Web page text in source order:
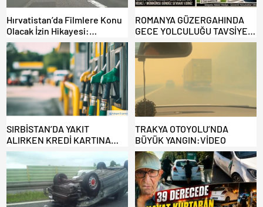
Hırvatistan’da Filmlere Konu
Olacak İzin Hikayesi:
Benzinlikte Eşini Unuttu!
ROMANYA GÜZERGAHINDA
GECE YOLCULUĞU TAVSİYE
EDİLMİYOR: ALTERNATİF
KAPILAR ZAMAN
KAZANDIRIYOR!
SIRBİSTAN’DA YAKIT
ALIRKEN KREDİ KARTINA
DİKKAT: MAĞDUR OLMAYIN!
TRAKYA OTOYOLU’NDA
BÜYÜK YANGIN:VİDEO